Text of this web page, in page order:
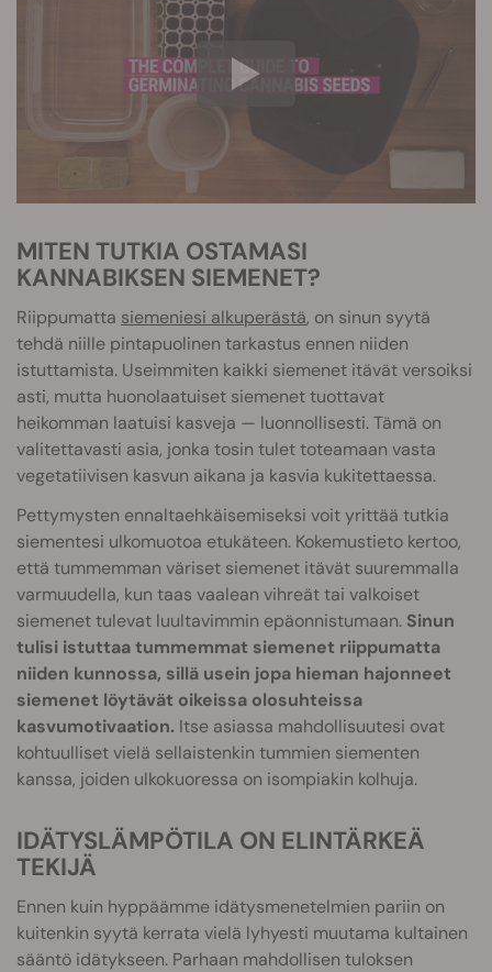
MITEN TUTKIA OSTAMASI
KANNABIKSEN SIEMENET?
Riippumatta siemeniesi alkuperästä, on sinun syytä
tehdä niille pintapuolinen tarkastus ennen niiden
istuttamista. Useimmiten kaikki siemenet itävät versoiksi
asti, mutta huonolaatuiset siemenet tuottavat
heikomman laatuisi kasveja — luonnollisesti. Tämä on
valitettavasti asia, jonka tosin tulet toteamaan vasta
vegetatiivisen kasvun aikana ja kasvia kukitettaessa.
Pettymysten ennaltaehkäisemiseksi voit yrittää tutkia
siementesi ulkomuotoa etukäteen. Kokemustieto kertoo,
että tummemman väriset siemenet itävät suuremmalla
varmuudella, kun taas vaalean vihreät tai valkoiset
siemenet tulevat luultavimmin epäonnistumaan. Sinun
tulisi istuttaa tummemmat siemenet riippumatta
niiden kunnossa, sillä usein jopa hieman hajonneet
siemenet löytävät oikeissa olosuhteissa
kasvumotivaation. Itse asiassa mahdollisuutesi ovat
kohtuulliset vielä sellaistenkin tummien siementen
kanssa, joiden ulkokuoressa on isompiakin kolhuja.
IDÄTYSLÄMPÖTILA ON ELINTÄRKEÄ
TEKIJÄ
Ennen kuin hyppäämme idätysmenetelmien pariin on
kuitenkin syytä kerrata vielä lyhyesti muutama kultainen
sääntö idätykseen. Parhaan mahdollisen tuloksen